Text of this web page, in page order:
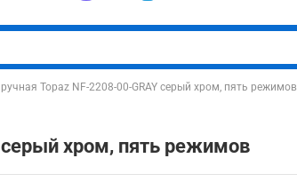
Topaz NF-2208-00-GRAY серый хром, пять режимов
хром, пять режимов